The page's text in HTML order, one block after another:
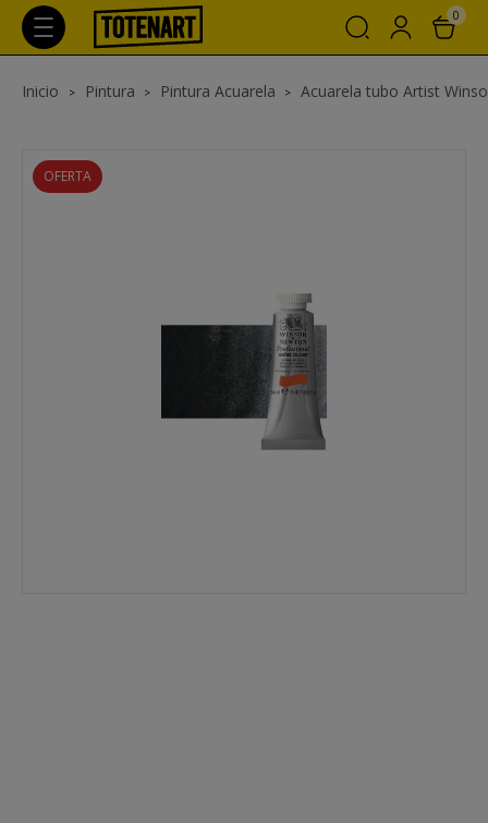
0
Inicio Pintura Pintura Acuarela Acuarela tubo Artist
OFERTA